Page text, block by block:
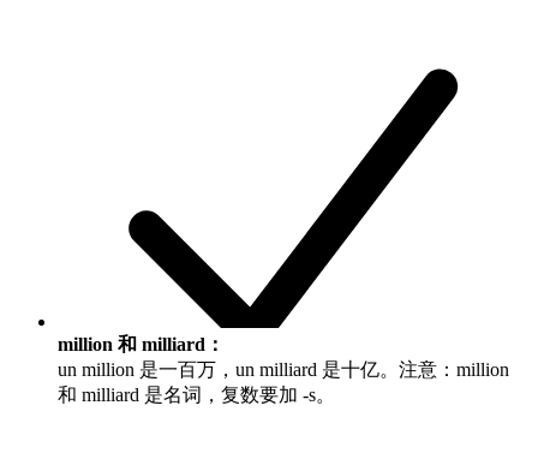
million 和 milliard：
un million 是一百万， un milliard 是十亿。注意： million
和 milliard 是名词，复数要加 -s。